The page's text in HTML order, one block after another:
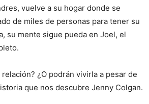
vuelve a su hogar donde se
de miles de personas para tener su
su mente sigue pueda en Joel, el
¿O podrán vivirla a pesar de
que nos descubre Jenny Colgan.